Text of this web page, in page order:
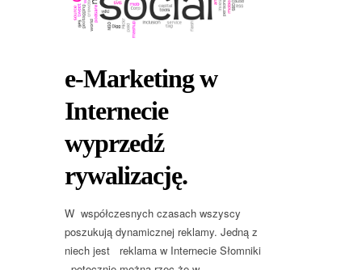
e-Marketing w
Internecie
wyprzedź
rywalizację.
W współczesnych czasach wszyscy
poszukują dynamicznej reklamy. Jedną z
niech jest reklama w Internecie Słomniki